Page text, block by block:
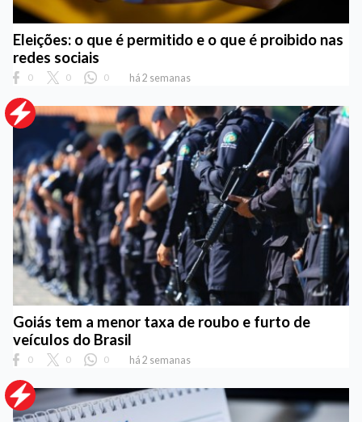
Eleições: o que é permitido e o que é proibido nas
redes sociais
0 0 0 há 2 semanas
Goiás tem a menor taxa de roubo e furto de
veículos do Brasil
0 0 0 há 2 semanas